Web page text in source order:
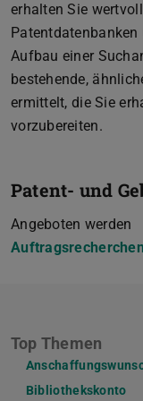
erhalten Sie
Aufbau einer
bestehende,
ermittelt, die Sie
vorzubereiten.
Patent- und
Angeboten werden
Auftragsrecherchen
Top Themen
Bibliothekskonto